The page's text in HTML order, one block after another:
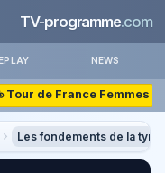
TV-programme.com
NEWS
Tour de France Femmes
Les fondements de la